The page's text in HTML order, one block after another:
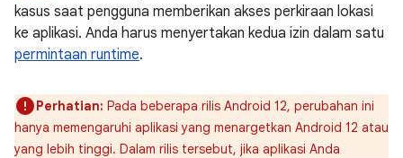
kasus saat pengguna memberikan akses perkiraan lokasi
ke aplikasi. Anda harus menyertakan kedua izin dalam satu
permintaan runtime.
Perhatian: Pada beberapa rilis Android 12, perubahan ini
hanya memengaruhi aplikasi yang menargetkan Android 12 atau
yang lebih tinggi. Dalam rilis tersebut, jika aplikasi Anda